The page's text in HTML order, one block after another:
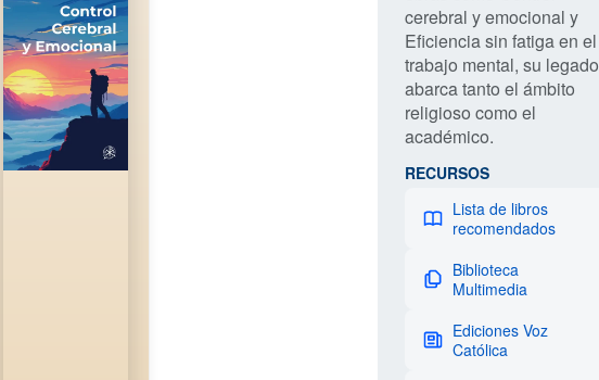
cerebral y emocional y
Eficiencia sin fatiga en el
trabajo mental, su legado
abarca tanto el ámbito
religioso como el
académico.
RECURSOS
Lista de libros
recomendados
Biblioteca
Multimedia
Ediciones Voz
Católica